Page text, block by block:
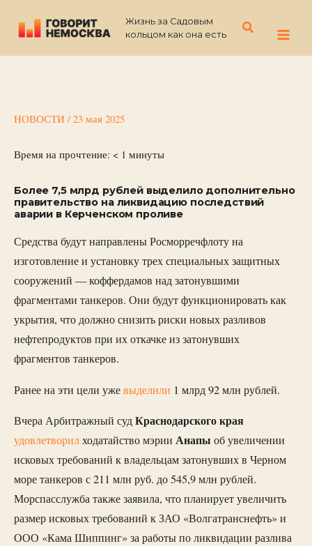
содержимому
Жизнь за Садовым
кольцом как она есть
Поиск
НОВОСТИ / 23 мая 2025
Время на прочтение: < 1 минуты
Более 7,5 млрд рублей выделило дополнительно
правительство на ликвидацию последствий
аварии в Керченском проливе
Средства будут направлены Росморречфлоту на
изготовление и установку трех специальных защитных
сооружений — коффердамов над затонувшими
фрагментами танкеров. Они будут функционировать как
укрытия, что должно снизить риски новых разливов
нефтепродуктов при их откачке из затонувших
фрагментов танкеров.
Ранее на эти цели ужевыделили 1 млрд 92 млн рублей.
Вчера Арбитражный судКраснодарского края
удовлетворилходатайство мэрии Анапы об увеличении
исковых требований к владельцам затонувших в Черном
море танкеров с 211 млн руб. до 545,9 млн рублей.
Морспасслужба также заявила, что планирует увеличить
размер исковых требований к ЗАО «Волгатранснефть» и
ООО «Кама Шиппинг» за работы по ликвидации разлива